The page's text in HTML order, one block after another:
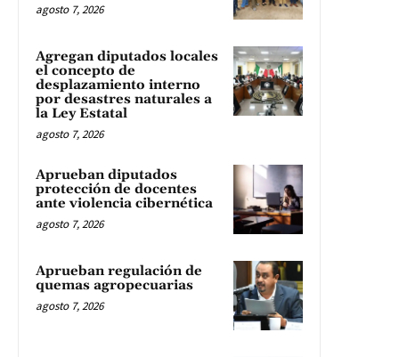
agosto 7, 2026
Agregan diputados locales
el concepto de
desplazamiento interno
por desastres naturales a
la Ley Estatal
agosto 7, 2026
Aprueban diputados
protección de docentes
ante violencia cibernética
agosto 7, 2026
Aprueban regulación de
quemas agropecuarias
agosto 7, 2026